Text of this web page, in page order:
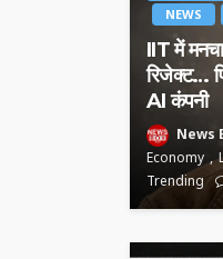
NEWS
IIT में
रिजेक्ट…
AI कंपनी
News
Economy
Trending